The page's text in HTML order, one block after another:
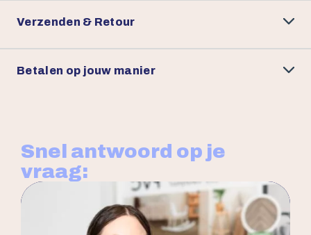
Verzenden & Retour
Betalen op jouw manier
Snel antwoord op je
vraag: